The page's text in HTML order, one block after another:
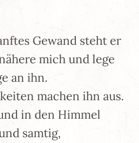
Gewand steht er
mich und lege
an ihn.
machen ihn aus.
in den Himmel
samtig,